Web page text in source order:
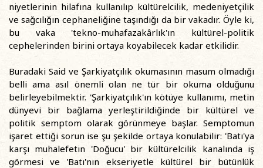
niyetlerinin hilafına kullanılıp kültürelcilik, medeniyetçilik
ve sağcılığın cephaneliğine taşındığı da bir vakadır. Öyle ki,
bu vaka 'tekno-muhafazakârlık'ın kültürel-politik
cephelerinden birini ortaya koyabilecek kadar etkilidir.
Buradaki Said ve Şarkiyatçılık okumasının masum olmadığı
belli ama asıl önemli olan ne tür bir okuma olduğunu
belirleyebilmektir. 'Şarkiyatçılık'ın kötüye kullanımı, metin
dünyevi bir bağlama yerleştirildiğinde bir kültürel ve
politik semptom olarak görünmeye başlar. Semptomun
işaret ettiği sorun ise şu şekilde ortaya konulabilir: 'Batı'ya
karşı muhalefetin 'Doğucu' bir kültürelcilik kanalında iş
görmesi ve 'Batı'nın ekseriyetle kültürel bir bütünlük